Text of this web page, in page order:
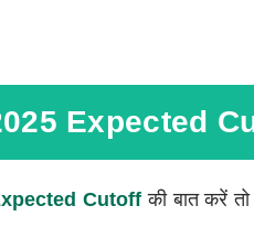
Expected
Cutoff की बात करें